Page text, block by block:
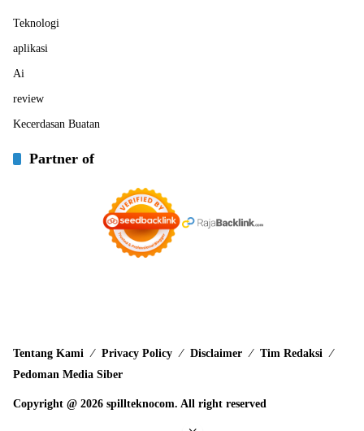
Teknologi
aplikasi
Ai
review
Kecerdasan Buatan
Partner of
Tentang Kami Privacy Policy Disclaimer
Tim Redaksi
Pedoman Media Siber
Copyright @ 2026 spillteknocom. All right reserved